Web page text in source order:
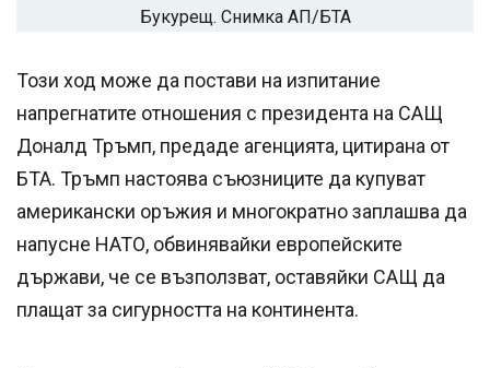
Букурещ. Снимка АП/БТА
Този ход може да постави на изпитание
напрегнатите отношения с президента на САЩ
Доналд Тръмп, предаде агенцията, цитирана от
БТА. Тръмп настоява съюзниците да купуват
американски оръжия и многократно заплашва да
напусне НАТО, обвинявайки европейските
държави, че се възползват, оставяйки САЩ да
плащат за сигурността на континента.